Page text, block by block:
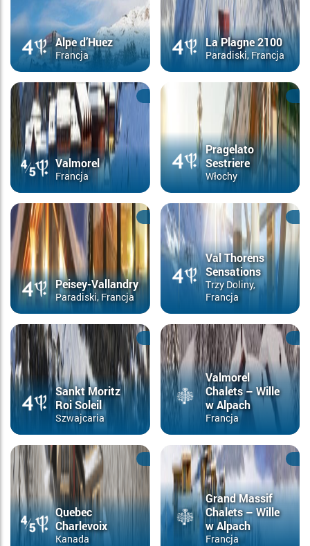
Alpe d’Huez
Francja
La Plagne 2100
Paradiski, Francja
Valmorel
Francja
Pragelato
Sestriere
Włochy
Peisey-Vallandry
Paradiski, Francja
Val Thorens
Sensations
Trzy Doliny,
Francja
Sankt Moritz
Roi Soleil
Szwajcaria
Valmorel
Chalets – Wille
w Alpach
Francja
Quebec
Charlevoix
Kanada
Grand Massif
Chalets – Wille
w Alpach
Francja